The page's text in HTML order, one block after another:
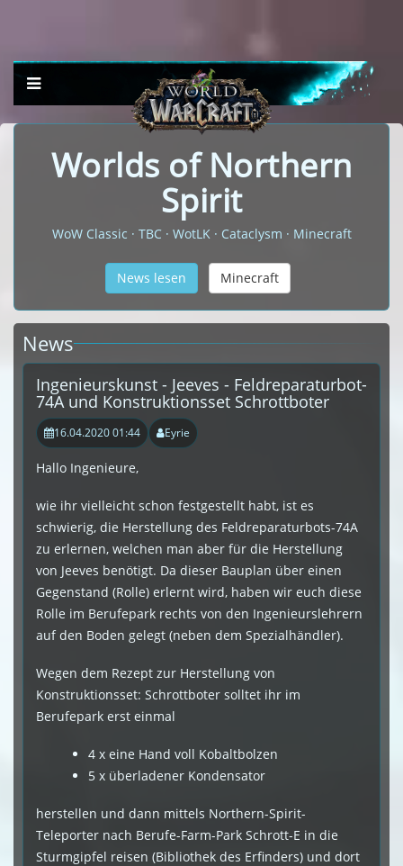
Worlds of Northern
Spirit
WoW Classic · TBC · WotLK · Cataclysm · Minecraft
News lesen Minecraft
News
Ingenieurskunst - Jeeves - Feldreparaturbot-
74A und Konstruktionsset Schrottboter
16.04.2020 01:44 Eyrie
Hallo Ingenieure,
wie ihr vielleicht schon festgestellt habt, ist es
schwierig, die Herstellung des Feldreparaturbots-74A
zu erlernen, welchen man aber für die Herstellung
von Jeeves benötigt. Da dieser Bauplan über einen
Gegenstand (Rolle) erlernt wird, haben wir euch diese
Rolle im Berufepark rechts von den Ingenieurslehrern
auf den Boden gelegt (neben dem Spezialhändler).
Wegen dem Rezept zur Herstellung von
Konstruktionsset: Schrottboter solltet ihr im
Berufepark erst einmal
4 x eine Hand voll Kobaltbolzen
5 x überladener Kondensator
herstellen und dann mittels Northern-Spirit-
Teleporter nach Berufe-Farm-Park Schrott-E in die
Sturmgipfel reisen (Bibliothek des Erfinders) und dort